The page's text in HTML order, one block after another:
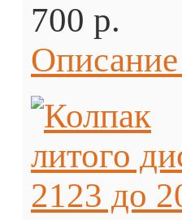
700 p.
Описание